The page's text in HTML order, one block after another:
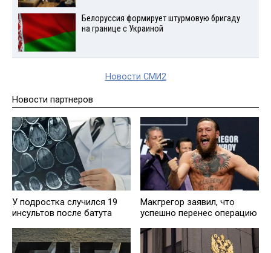
Белоруссия формирует штурмовую бригаду
на границе с Украиной
Новости СМИ2
Новости партнеров
У подростка случился 19
инсультов после батута
Макгрегор заявил, что
успешно перенес операцию